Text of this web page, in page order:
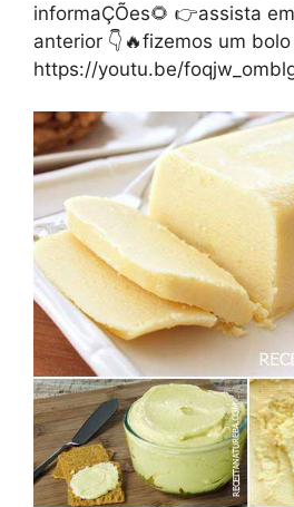
informaÇÕes🌻 👉assista
anterior 👇🔥fizemos um
https://youtu.be/